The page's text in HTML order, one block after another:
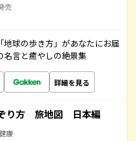
売
球の歩き方」があなたにお届
名言と癒やしの絶景集
詳細を見る
り方 旅地図 日本編
康